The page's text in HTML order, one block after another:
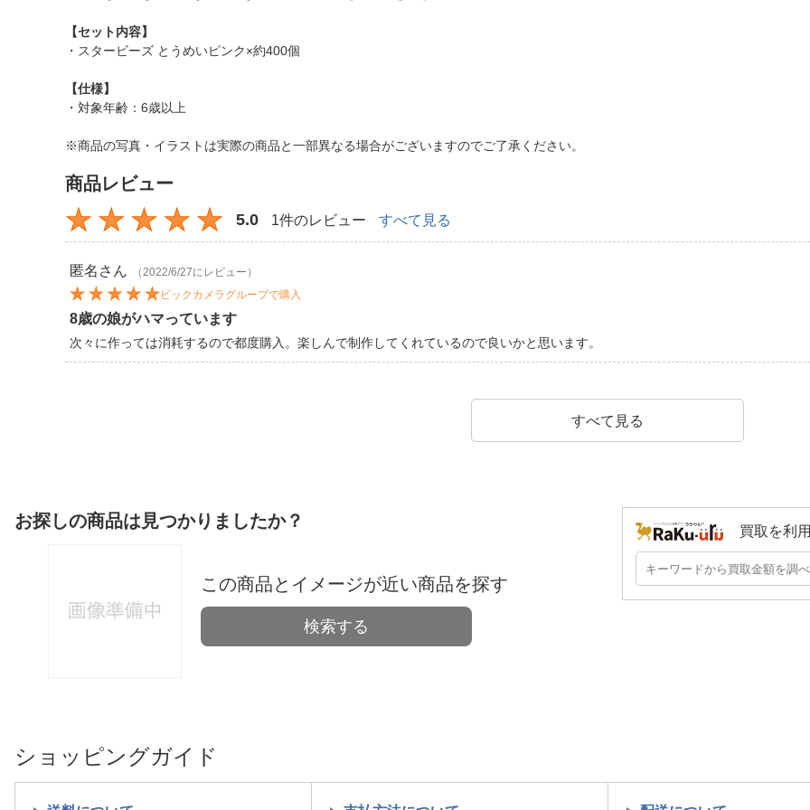
【セット内容】
・スタービーズ とうめいピンク×約400個
【仕様】
・対象年齢：6歳以上
※商品の写真・イラストは実際の商品と一部異なる場合がございますのでご了承ください。
商品レビュー
5.0 1件のレビュー すべて見る
匿名 さん
（2022/6/27にレビュー）
ビックカメラグループで購入
8歳の娘がハマっています
次々に作っては消耗するので都度購入。楽しんで制作してくれているので良いかと思います。
すべて見る
お探しの商品は見つかりましたか？
この商品とイメージが近い商品を探す
検索する
買取を利
ショッピングガイド